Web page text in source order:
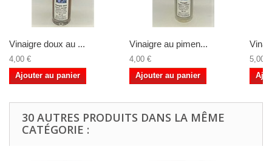
Vinaigre doux au ...
4,00 €
Ajouter au panier
Vinaigre au pimen...
4,00 €
Ajouter au panier
5,00 €
30 AUTRES PRODUITS DANS LA MÊME
CATÉGORIE :